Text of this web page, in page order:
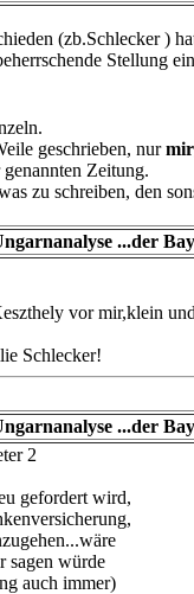
(zb.Schlecker )
Stellung
geschrieben, nurmir
Zeitung.
zu schreiben, den
...der
vor mir,klein
Schlecker!
...der
2
gefordert wird,
sagen würde
auch immer)